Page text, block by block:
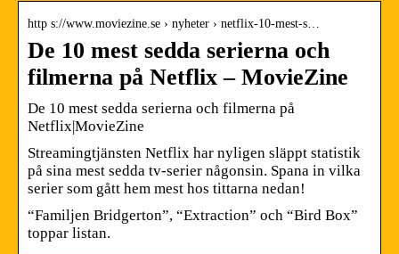
http s://www.moviezine.se › nyheter › netflix-10-mest-s…
De 10 mest sedda serierna och
filmerna på Netflix – MovieZine
De 10 mest sedda serierna och filmerna på
Netflix|MovieZine
Streamingtjänsten Netflix har nyligen släppt statistik
på sina mest sedda tv-serier någonsin. Spana in vilka
serier som gått hem mest hos tittarna nedan!
“Familjen Bridgerton”, “Extraction” och “Bird Box”
toppar listan.